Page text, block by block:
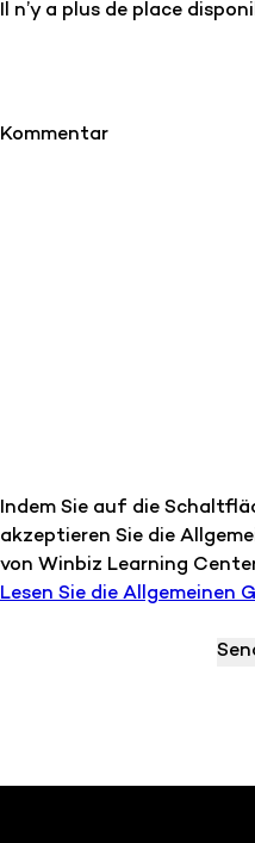
Il n’y a plus de place
Kommentar
Indem Sie auf die
akzeptieren Sie die
von Winbiz Learning
Lesen Sie die Allgemeinen